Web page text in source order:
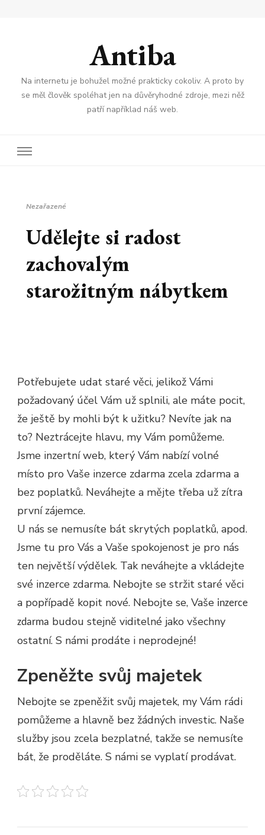
Antiba
Na internetu je bohužel možné prakticky cokoliv. A proto by
se měl člověk spoléhat jen na důvěryhodné zdroje, mezi něž
patří například náš web.
Nezařazené
Udělejte si radost
zachovalým
starožitným nábytkem
Potřebujete udat staré věci, jelikož Vámi
požadovaný účel Vám už splnili, ale máte pocit,
že ještě by mohli být k užitku? Nevíte jak na
to? Neztrácejte hlavu, my Vám pomůžeme.
Jsme inzertní web, který Vám nabízí volné
místo pro Vaše inzerce zdarma zcela zdarma a
bez poplatků. Neváhejte a mějte třeba už zítra
první zájemce.
U nás se nemusíte bát skrytých poplatků, apod.
Jsme tu pro Vás a Vaše spokojenost je pro nás
ten největší výdělek. Tak neváhejte a vkládejte
své inzerce zdarma. Nebojte se stržit staré věci
a popřípadě kopit nové. Nebojte se, Vaše inzerce
zdarma budou stejně viditelné jako všechny
ostatní. S námi prodáte i neprodejné!
Zpeněžte svůj majetek
Nebojte se zpeněžit svůj majetek, my Vám rádi
pomůžeme a hlavně bez žádných investic. Naše
služby jsou zcela bezplatné, takže se nemusíte
bát, že proděláte. S námi se vyplatí prodávat.